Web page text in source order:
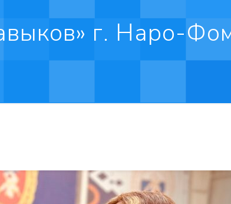
г. Наро-